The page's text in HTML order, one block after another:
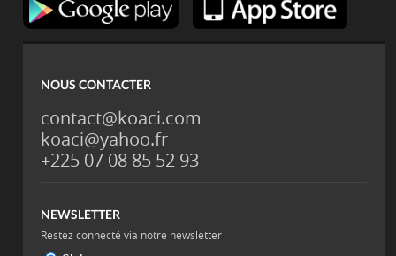
NOUS CONTACTER
contact@koaci.com
koaci@yahoo.fr
+225 07 08 85 52 93
NEWSLETTER
Restez connecté via notre newsletter